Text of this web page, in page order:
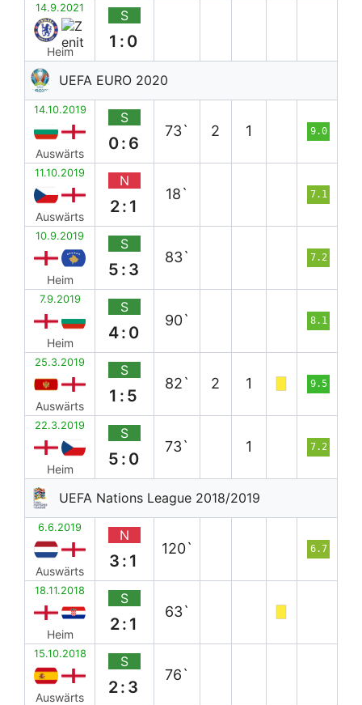
14.9.2021
Heim
S
1:0
UEFA EURO 2020
14.10.2019
Auswärts
S
0:6
73` 2 1 9.0
11.10.2019
Auswärts
N
2:1
18` 7.1
10.9.2019
Heim
S
5:3
83` 7.2
7.9.2019
Heim
S
4:0
90` 8.1
25.3.2019
Auswärts
S
1:5
82` 2 1 9.5
22.3.2019
Heim
S
5:0
73` 1 7.2
UEFA Nations League 2018/2019
6.6.2019
Auswärts
N
3:1
120` 6.7
18.11.2018
Heim
S
2:1
63`
15.10.2018
Auswärts
S
2:3
76`